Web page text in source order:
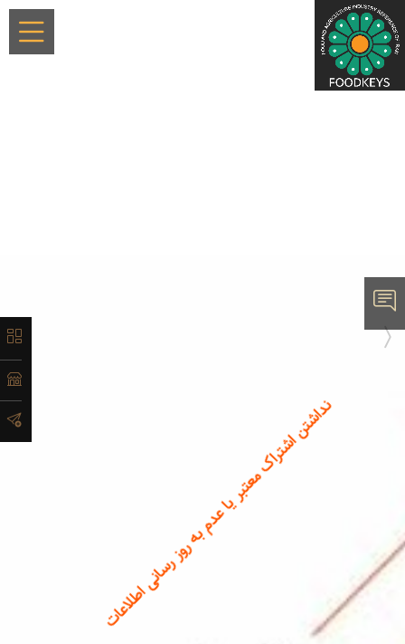
×
لیست
مدیران و
مسئولین نداشتن اشتراک معتبر یا عدم به روز رسانی اطلاعات